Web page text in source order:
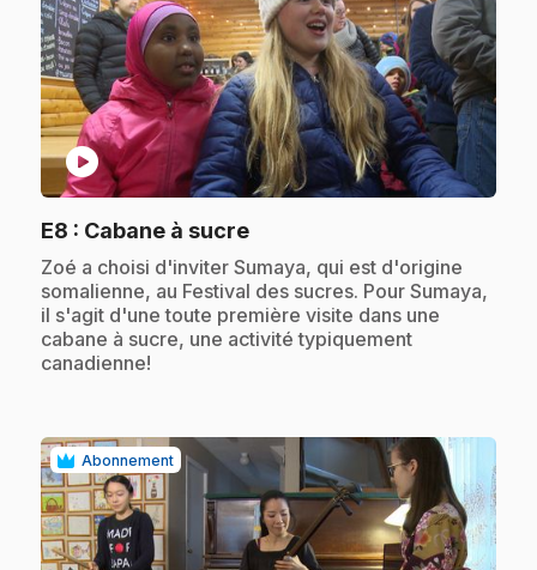
play_circle
E8 : Cabane à sucre.
.Zoé a choisi d'inviter Sumaya, qui est d'origine
somalienne, au Festival des sucres. Pour Sumaya,
il s'agit d'une toute première visite dans une
cabane à sucre, une activité typiquement
canadienne!
Abonnement